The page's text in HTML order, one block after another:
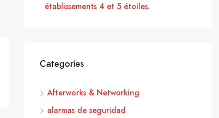
établissements 4 et 5 étoiles.
Categories
Afterworks & Networking
alarmas de seguridad